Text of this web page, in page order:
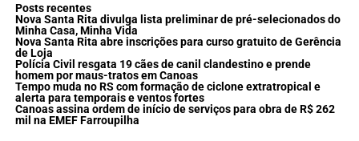
Posts recentes
Nova Santa Rita divulga lista preliminar de pré-selecionados do
Minha Casa, Minha Vida
Nova Santa Rita abre inscrições para curso gratuito de Gerência
de Loja
Polícia Civil resgata 19 cães de canil clandestino e prende
homem por maus-tratos em Canoas
Tempo muda no RS com formação de ciclone extratropical e
alerta para temporais e ventos fortes
Canoas assina ordem de início de serviços para obra de R$ 262
mil na EMEF Farroupilha